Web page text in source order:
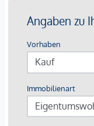
Bewohner:innen.
ARCHITEKTUR,
gemeinsames
OPS 12 Stg.